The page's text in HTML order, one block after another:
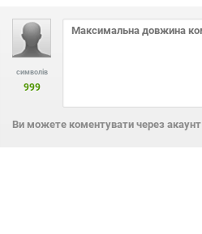
символів
999
Ви можете коментувати через